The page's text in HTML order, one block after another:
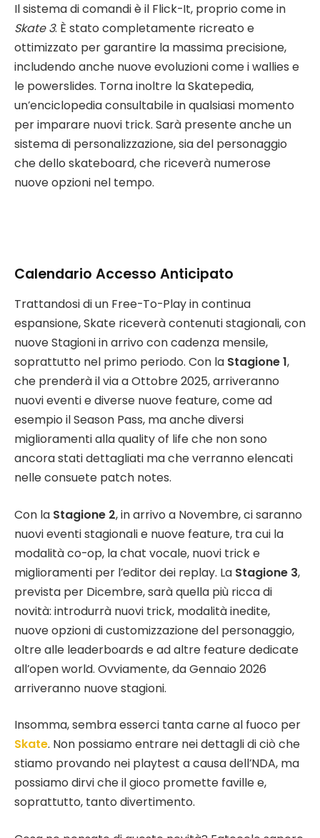
Il sistema di comandi è il Flick-It, proprio come in
Skate 3. È stato completamente ricreato e
ottimizzato per garantire la massima precisione,
includendo anche nuove evoluzioni come i wallies e
le powerslides. Torna inoltre la Skatepedia,
un’enciclopedia consultabile in qualsiasi momento
per imparare nuovi trick. Sarà presente anche un
sistema di personalizzazione, sia del personaggio
che dello skateboard, che riceverà numerose
nuove opzioni nel tempo.
Calendario Accesso Anticipato
Trattandosi di un Free-To-Play in continua
espansione, Skate riceverà contenuti stagionali, con
nuove Stagioni in arrivo con cadenza mensile,
soprattutto nel primo periodo. Con la Stagione 1,
che prenderà il via a Ottobre 2025, arriveranno
nuovi eventi e diverse nuove feature, come ad
esempio il Season Pass, ma anche diversi
miglioramenti alla quality of life che non sono
ancora stati dettagliati ma che verranno elencati
nelle consuete patch notes.
Con la Stagione 2, in arrivo a Novembre, ci saranno
nuovi eventi stagionali e nuove feature, tra cui la
modalità co-op, la chat vocale, nuovi trick e
miglioramenti per l’editor dei replay. La Stagione 3,
prevista per Dicembre, sarà quella più ricca di
novità: introdurrà nuovi trick, modalità inedite,
nuove opzioni di customizzazione del personaggio,
oltre alle leaderboards e ad altre feature dedicate
all’open world. Ovviamente, da Gennaio 2026
arriveranno nuove stagioni.
Insomma, sembra esserci tanta carne al fuoco per
Skate. Non possiamo entrare nei dettagli di ciò che
stiamo provando nei playtest a causa dell’NDA, ma
possiamo dirvi che il gioco promette faville e,
soprattutto, tanto divertimento.